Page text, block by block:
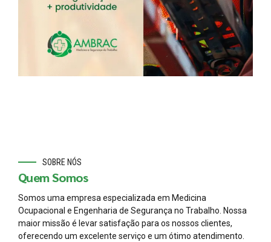
SOBRE NÓS
Quem Somos
Somos uma empresa especializada em Medicina
Ocupacional e Engenharia de Segurança no Trabalho. Nossa
maior missão é levar satisfação para os nossos clientes,
oferecendo um excelente serviço e um ótimo atendimento.